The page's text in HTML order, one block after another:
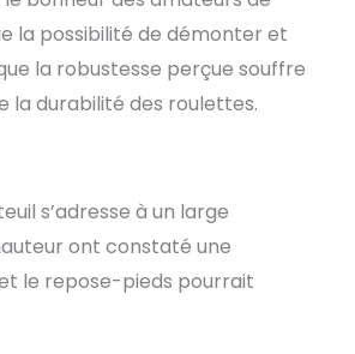
la possibilité de démonter et
la robustesse perçue souffre
la durabilité des roulettes.
s’adresse à un large
ont constaté une
le repose-pieds pourrait